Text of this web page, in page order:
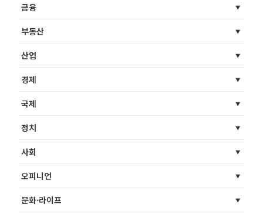
금융
부동산
산업
경제
국제
정치
사회
오피니언
문화·라이프